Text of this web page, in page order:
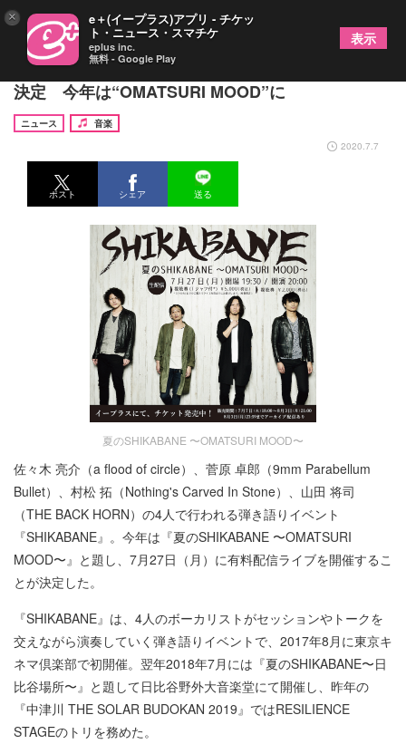
『夏のSHIKABANE』、有料配信ライブとして開催
決定 今年は“OMATSURI MOOD”に
ニュース
音楽
2020.7.7
ポスト シェア 送る
夏のSHIKABANE 〜OMATSURI MOOD〜
佐々木 亮介（a flood of circle）、菅原 卓郎（9mm Parabellum
Bullet）、村松 拓（Nothing's Carved In Stone）、山田 将司
（THE BACK HORN）の4人で行われる弾き語りイベント
『SHIKABANE』。今年は『夏のSHIKABANE 〜OMATSURI
MOOD〜』と題し、7月27日（月）に有料配信ライブを開催するこ
とが決定した。
『SHIKABANE』は、4人のボーカリストがセッションやトークを
交えながら演奏していく弾き語りイベントで、2017年8月に東京キ
ネマ倶楽部で初開催。翌年2018年7月には『夏のSHIKABANE〜日
比谷場所〜』と題して日比谷野外大音楽堂にて開催し、昨年の
『中津川 THE SOLAR BUDOKAN 2019』ではRESILIENCE
STAGEのトリを務めた。
× e＋(イープラス)アプリ - チケッ
ト・ニュース・スマチケ
eplus inc.
無料 - Google Play
表示